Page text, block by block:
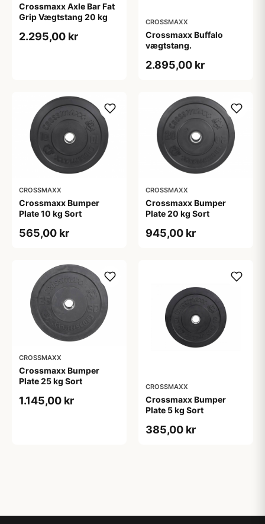
Crossmaxx Axle Bar Fat
Grip Vægtstang 20 kg
2.295,00 kr
CROSSMAXX
Crossmaxx Buffalo
vægtstang.
2.895,00 kr
CROSSMAXX
Crossmaxx Bumper
Plate 10 kg Sort
565,00 kr
CROSSMAXX
Crossmaxx Bumper
Plate 20 kg Sort
945,00 kr
CROSSMAXX
Crossmaxx Bumper
Plate 25 kg Sort
1.145,00 kr
CROSSMAXX
Crossmaxx Bumper
Plate 5 kg Sort
385,00 kr